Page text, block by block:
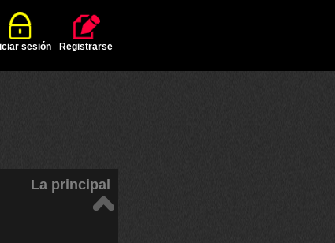
sesión Registrarse
La principal